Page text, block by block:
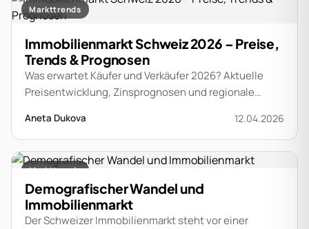
Markttrends
Immobilienmarkt Schweiz 2026 – Preise,
Trends & Prognosen
Was erwartet Käufer und Verkäufer 2026? Aktuelle
Preisentwicklung, Zinsprognosen und regionale
Aneta Dukova 12.04.2026
Markttrends
Demografischer Wandel und
Immobilienmarkt
Der Schweizer Immobilienmarkt steht vor einer